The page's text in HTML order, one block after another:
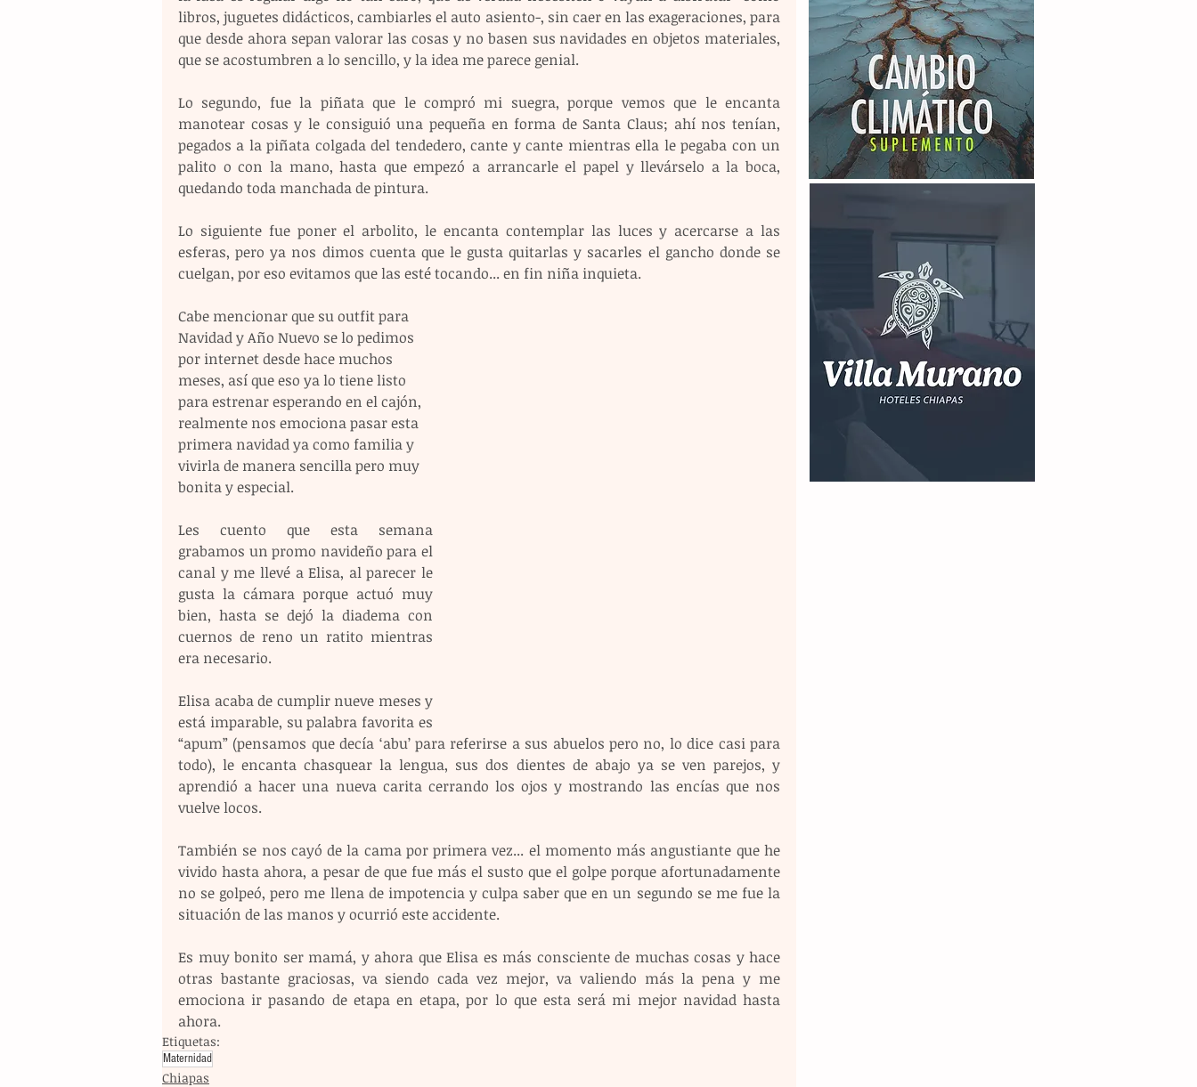
libros, juguetes didácticos, cambiarles el auto asiento-, sin caer en las exageraciones, para
que desde ahora sepan valorar las cosas y no basen sus navidades en objetos materiales,
que se acostumbren a lo sencillo, y la idea me parece genial.
Lo segundo, fue la piñata que le compró mi suegra, porque vemos que le encanta
manotear cosas y le consiguió una pequeña en forma de Santa Claus; ahí nos tenían,
pegados a la piñata colgada del tendedero, cante y cante mientras ella le pegaba con un
palito o con la mano, hasta que empezó a arrancarle el papel y llevárselo a la boca,
quedando toda manchada de pintura.
Lo siguiente fue poner el arbolito, le encanta contemplar las luces y acercarse a las
esferas, pero ya nos dimos cuenta que le gusta quitarlas y sacarles el gancho donde se
cuelgan, por eso evitamos que las esté tocando... en fin niña inquieta.
Cabe mencionar que su outfit para
Navidad y Año Nuevo se lo pedimos
por internet desde hace muchos
meses, así que eso ya lo tiene listo
para estrenar esperando en el cajón,
realmente nos emociona pasar esta
primera navidad ya como familia y
vivirla de manera sencilla pero muy
bonita y especial.
Les cuento que esta semana
grabamos un promo navideño para el
canal y me llevé a Elisa, al parecer le
gusta la cámara porque actuó muy
bien, hasta se dejó la diadema con
cuernos de reno un ratito mientras
era necesario.
Elisa acaba de cumplir nueve meses y
está imparable, su palabra favorita es
“apum” (pensamos que decía ‘abu’ para referirse a sus abuelos pero no, lo dice casi para
todo), le encanta chasquear la lengua, sus dos dientes de abajo ya se ven parejos, y
aprendió a hacer una nueva carita cerrando los ojos y mostrando las encías que nos
vuelve locos.
También se nos cayó de la cama por primera vez... el momento más angustiante que he
vivido hasta ahora, a pesar de que fue más el susto que el golpe porque afortunadamente
no se golpeó, pero me llena de impotencia y culpa saber que en un segundo se me fue la
situación de las manos y ocurrió este accidente.
Es muy bonito ser mamá, y ahora que Elisa es más consciente de muchas cosas y hace
otras bastante graciosas, va siendo cada vez mejor, va valiendo más la pena y me
emociona ir pasando de etapa en etapa, por lo que esta será mi mejor navidad hasta
ahora.
Etiquetas:
Maternidad
Chiapas